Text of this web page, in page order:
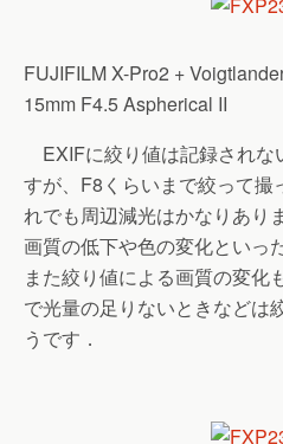
FUJIFILM X-Pro2 +
15mm F4.5 Aspherical II
EXIFに絞り値は記録されな
すが、F8くらいまで絞って撮
れでも周辺減光はかなりあり
画質の低下や色の変化といっ
また絞り値による画質の変化
で光量の足りないときなどは
うです．